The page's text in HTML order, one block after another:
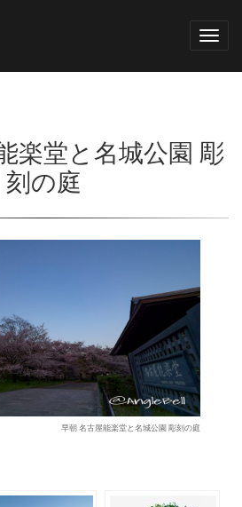
楽堂と名城公園 彫
刻の庭
早朝 名古屋能楽堂と名城公園 彫刻の庭